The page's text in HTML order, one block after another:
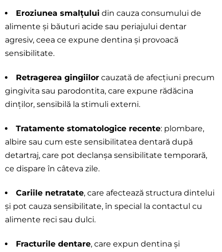
Eroziunea smalțului din cauza consumului de
alimente și băuturi acide sau periajului dentar
agresiv, ceea ce expune dentina și provoacă
sensibilitate.
Retragerea gingiilor cauzată de afecțiuni precum
gingivita sau parodontita, care expune rădăcina
dinților, sensibilă la stimuli externi.
Tratamente stomatologice recente: plombare,
albire sau cum este sensibilitatea dentară după
detartraj, care pot declanșa sensibilitate temporară,
ce dispare în câteva zile.
Cariile netratate, care afectează structura dintelui
și pot cauza sensibilitate, în special la contactul cu
alimente reci sau dulci.
Fracturile dentare, care expun dentina și